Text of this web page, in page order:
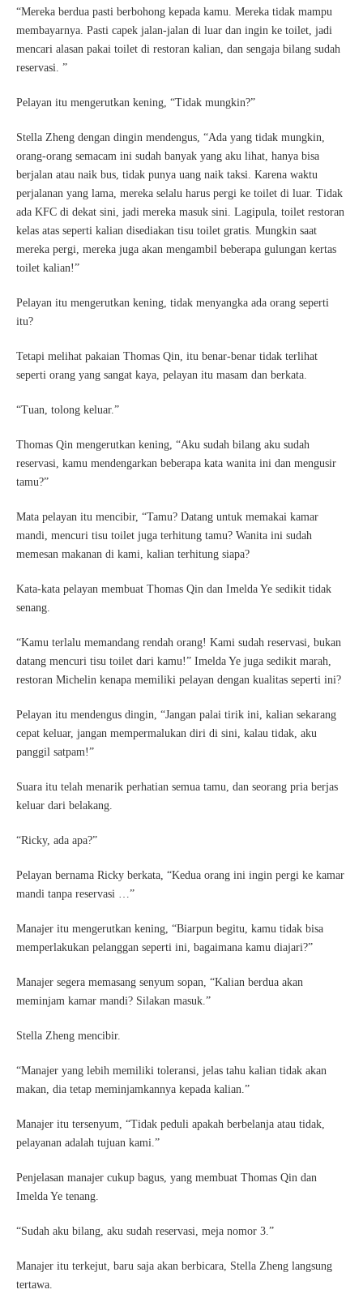
“Mereka berdua pasti berbohong kepada kamu. Mereka tidak mampu
membayarnya. Pasti capek jalan-jalan di luar dan ingin ke toilet, jadi
mencari alasan pakai toilet di restoran kalian, dan sengaja bilang sudah
reservasi. ”
Pelayan itu mengerutkan kening, “Tidak mungkin?”
Stella Zheng dengan dingin mendengus, “Ada yang tidak mungkin,
orang-orang semacam ini sudah banyak yang aku lihat, hanya bisa
berjalan atau naik bus, tidak punya uang naik taksi. Karena waktu
perjalanan yang lama, mereka selalu harus pergi ke toilet di luar. Tidak
ada KFC di dekat sini, jadi mereka masuk sini. Lagipula, toilet restoran
kelas atas seperti kalian disediakan tisu toilet gratis. Mungkin saat
mereka pergi, mereka juga akan mengambil beberapa gulungan kertas
toilet kalian!”
Pelayan itu mengerutkan kening, tidak menyangka ada orang seperti
itu?
Tetapi melihat pakaian Thomas Qin, itu benar-benar tidak terlihat
seperti orang yang sangat kaya, pelayan itu masam dan berkata.
“Tuan, tolong keluar.”
Thomas Qin mengerutkan kening, “Aku sudah bilang aku sudah
reservasi, kamu mendengarkan beberapa kata wanita ini dan mengusir
tamu?”
Mata pelayan itu mencibir, “Tamu? Datang untuk memakai kamar
mandi, mencuri tisu toilet juga terhitung tamu? Wanita ini sudah
memesan makanan di kami, kalian terhitung siapa?
Kata-kata pelayan membuat Thomas Qin dan Imelda Ye sedikit tidak
senang.
“Kamu terlalu memandang rendah orang! Kami sudah reservasi, bukan
datang mencuri tisu toilet dari kamu!” Imelda Ye juga sedikit marah,
restoran Michelin kenapa memiliki pelayan dengan kualitas seperti ini?
Pelayan itu mendengus dingin, “Jangan palai tirik ini, kalian sekarang
cepat keluar, jangan mempermalukan diri di sini, kalau tidak, aku
panggil satpam!”
Suara itu telah menarik perhatian semua tamu, dan seorang pria berjas
keluar dari belakang.
“Ricky, ada apa?”
Pelayan bernama Ricky berkata, “Kedua orang ini ingin pergi ke kamar
mandi tanpa reservasi …”
Manajer itu mengerutkan kening, “Biarpun begitu, kamu tidak bisa
memperlakukan pelanggan seperti ini, bagaimana kamu diajari?”
Manajer segera memasang senyum sopan, “Kalian berdua akan
meminjam kamar mandi? Silakan masuk.”
Stella Zheng mencibir.
“Manajer yang lebih memiliki toleransi, jelas tahu kalian tidak akan
makan, dia tetap meminjamkannya kepada kalian.”
Manajer itu tersenyum, “Tidak peduli apakah berbelanja atau tidak,
pelayanan adalah tujuan kami.”
Penjelasan manajer cukup bagus, yang membuat Thomas Qin dan
Imelda Ye tenang.
“Sudah aku bilang, aku sudah reservasi, meja nomor 3.”
Manajer itu terkejut, baru saja akan berbicara, Stella Zheng langsung
tertawa.